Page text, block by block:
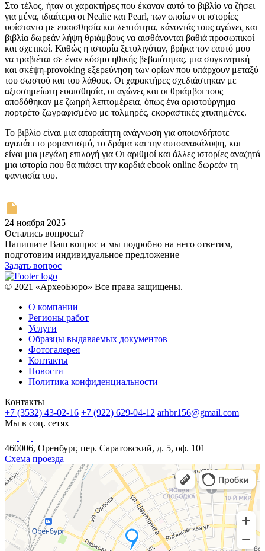
Στο τέλος, ήταν οι χαρακτήρες που έκαναν αυτό το βιβλίο να ζήσει
για μένα, ιδιαίτερα οι Nealie και Pearl, των οποίων οι ιστορίες
υφίσταντο με ευαισθησία και λεπτότητα, κάνοντάς τους αγώνες και
βιβλία δωρεάν λήψη θριάμβους να αισθάνονται βαθιά προσωπικοί
και σχετικοί. Καθώς η ιστορία ξετυλιγόταν, βρήκα τον εαυτό μου
να τραβιέται σε έναν κόσμο ηθικής βεβαιότητας, μια συγκινητική
και σκέψη-provoking εξερεύνηση των ορίων που υπάρχουν μεταξύ
του σωστού και του λάθους. Οι χαρακτήρες σχεδιάστηκαν με
αξιοσημείωτη ευαισθησία, οι αγώνες και οι θριάμβοι τους
αποδόθηκαν με ζωηρή λεπτομέρεια, όπως ένα αριστούργημα
πορτρέτο ζωγραφισμένο με τολμηρές, εκφραστικές χτυπημένες.
Το βιβλίο είναι μια απαραίτητη ανάγνωση για οποιονδήποτε
αγαπάει το ρομαντισμό, το δράμα και την αυτοανακάλυψη, και
είναι μια μεγάλη επιλογή για Οι αριθμοί και άλλες ιστορίες αναζητά
μια ιστορία που θα πιάσει την καρδιά ebook online δωρεάν τη
φαντασία του.
24 ноября 2025
Остались вопросы?
Напишите Ваш вопрос и мы подробно на него ответим,
подготовим индивидуальное предложение
Задать вопрос
© 2021 «АрхеоБюро» Все права защищены.
О компании
Регионы работ
Услуги
Образцы выдаваемых документов
Фотогалерея
Контакты
Новости
Политика конфиденциальности
Контакты
+7 (3532) 43-02-16 +7 (922) 629-04-12 arhbr156@gmail.com
Мы в соц. сетях
460006, Оренбург, пер. Саратовский, д. 5, оф. 101
Схема проезда